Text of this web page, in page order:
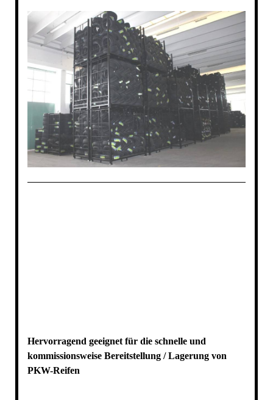
Hervorragend geeignet für die schnelle und
kommissionsweise Bereitstellung / Lagerung von
PKW-Reifen